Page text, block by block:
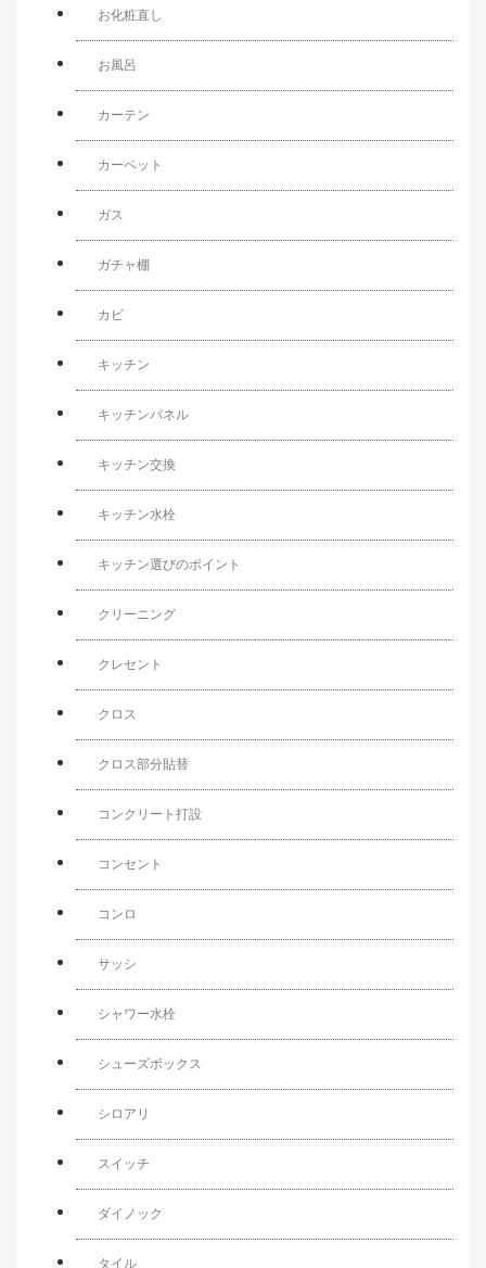
お化粧直し
お風呂
カーテン
カーペット
ガス
ガチャ棚
カビ
キッチン
キッチンパネル
キッチン交換
キッチン水栓
キッチン選びのポイント
クリーニング
クレセント
クロス
クロス部分貼替
コンクリート打設
コンセント
コンロ
サッシ
シャワー水栓
シューズボックス
シロアリ
スイッチ
ダイノック
タイル